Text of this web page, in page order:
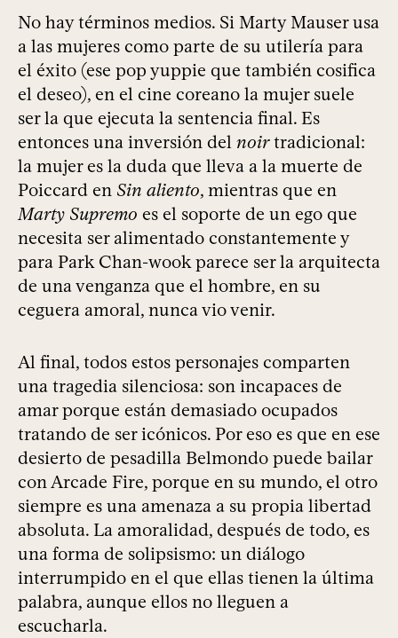
No hay términos medios. Si Marty Mauser usa
a las mujeres como parte de su utilería para
el éxito (ese pop yuppie que también cosifica
el deseo), en el cine coreano la mujer suele
ser la que ejecuta la sentencia final. Es
entonces una inversión del noirtradicional:
la mujer es la duda que lleva a la muerte de
Poiccard en Sin aliento, mientras que en
Marty Supremo es el soporte de un ego que
necesita ser alimentado constantemente y
para Park Chan-wook parece ser la arquitecta
de una venganza que el hombre, en su
ceguera amoral, nunca vio venir.
Al final, todos estos personajes comparten
una tragedia silenciosa: son incapaces de
amar porque están demasiado ocupados
tratando de ser icónicos. Por eso es que en ese
desierto de pesadilla Belmondo puede bailar
con Arcade Fire, porque en su mundo, el otro
siempre es una amenaza a su propia libertad
absoluta. La amoralidad, después de todo, es
una forma de solipsismo: un diálogo
interrumpido en el que ellas tienen la última
palabra, aunque ellos no lleguen a
escucharla.